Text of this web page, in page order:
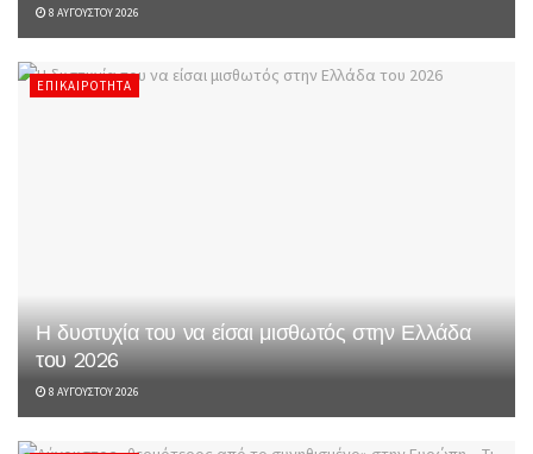
8 ΑΥΓΟΎΣΤΟΥ 2026
ΕΠΙΚΑΙΡΌΤΗΤΑ
Η δυστυχία του να είσαι μισθωτός στην Ελλάδα
του 2026
8 ΑΥΓΟΎΣΤΟΥ 2026